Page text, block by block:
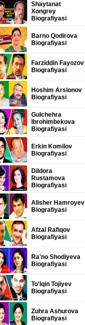
Shaytanat
Xongrey
Biografiyasi
Barno Qodirova
Biografiyasi
Farziddin Fayozov
Biografiyasi
Hoshim Arslonov
Biografiyasi
Gulchehra
Ibrohimbekova
Biografiyasi
Erkin Komilov
Biografiyasi
Dildora
Rustamova
Biografiyasi
Alisher Hamroyev
Biografiyasi
Afzal Rafiqov
Biografiyasi
Ra'no Shodiyeva
Biografiyasi
To'lqin Tojiyev
Biografiyasi
Zuhra Ashurova
Biografiyasi